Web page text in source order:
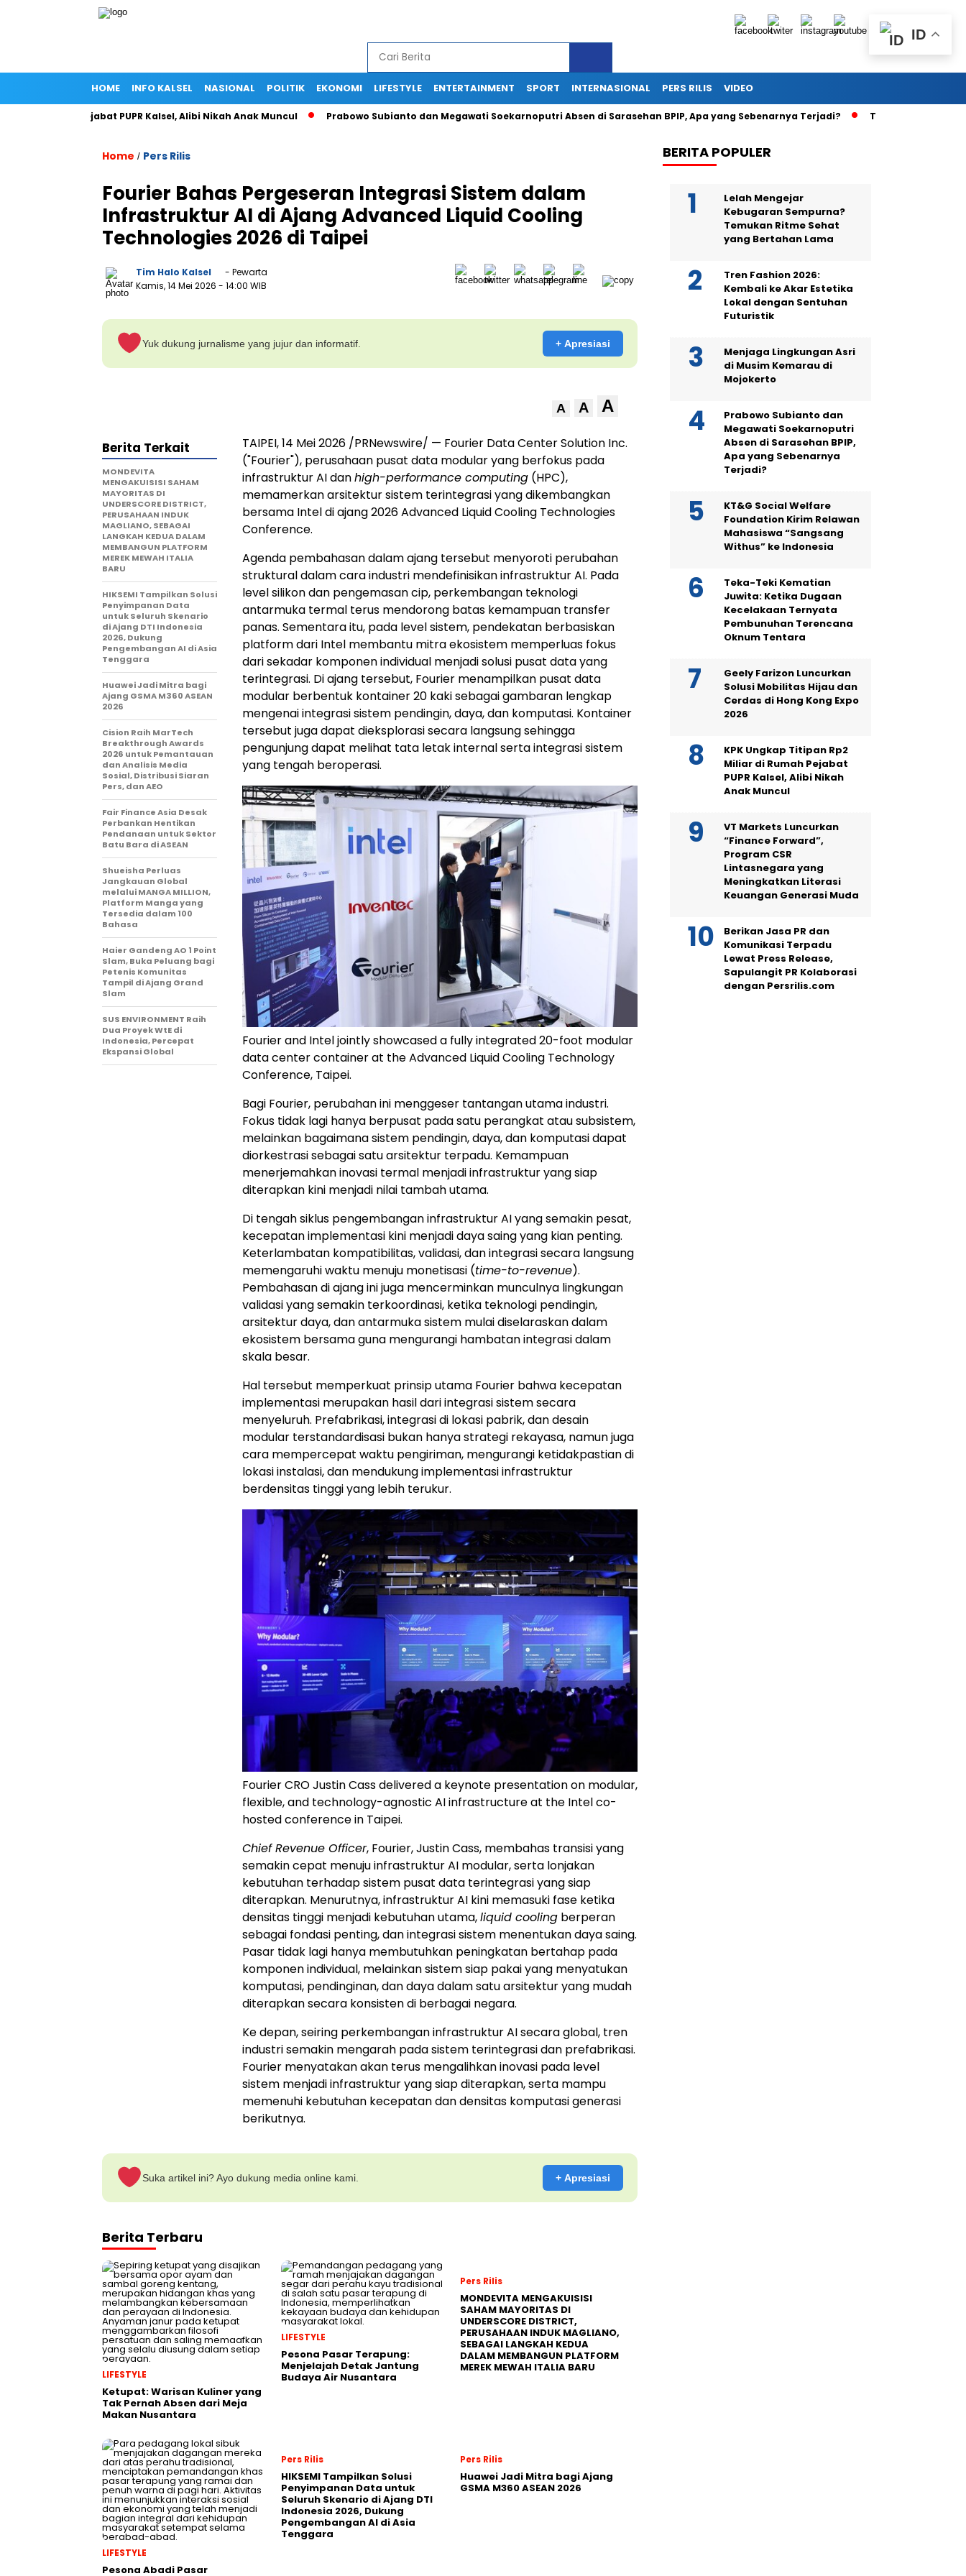
HOME INFO KALSEL NASIONAL POLITIK EKONOMI LIFESTYLE ENTERTAINMENT SPORT INTERNASIONAL PERS RILIS VIDEO
Pejabat PUPR Kalsel, Alibi Nikah Anak Muncul Prabowo Subianto dan Megawati Soekarnoputri Absen di Sarasehan BPIP, Apa yang Sebenarnya Terjadi? Teka-Teki Kematian
Home / Pers Rilis
Fourier Bahas Pergeseran Integrasi Sistem dalam
Infrastruktur AI di Ajang Advanced Liquid Cooling
Technologies 2026 di Taipei
Tim Halo Kalsel
- Pewarta
Kamis, 14 Mei 2026 - 14:00 WIB
Yuk dukung jurnalisme yang jujur dan informatif. + Apresiasi
A A A
TAIPEI, 14 Mei 2026 /PRNewswire/ — Fourier Data Center Solution Inc.
("Fourier"), perusahaan pusat data modular yang berfokus pada
infrastruktur AI danhigh-performance computing (HPC),
memamerkan arsitektur sistem terintegrasi yang dikembangkan
bersama Intel di ajang 2026 Advanced Liquid Cooling Technologies
Conference.
Agenda pembahasan dalam ajang tersebut menyoroti perubahan
struktural dalam cara industri mendefinisikan infrastruktur AI. Pada
level silikon dan pengemasan cip, perkembangan teknologi
antarmuka termal terus mendorong batas kemampuan transfer
panas. Sementara itu, pada level sistem, pendekatan berbasiskan
platform dari Intel membantu mitra ekosistem memperluas fokus
dari sekadar komponen individual menjadi solusi pusat data yang
terintegrasi. Di ajang tersebut, Fourier menampilkan pusat data
modular berbentuk kontainer 20 kaki sebagai gambaran lengkap
mengenai integrasi sistem pendingin, daya, dan komputasi. Kontainer
tersebut juga dapat dieksplorasi secara langsung sehingga
pengunjung dapat melihat tata letak internal serta integrasi sistem
yang tengah beroperasi.
Fourier and Intel jointly showcased a fully integrated 20-foot modular
data center container at the Advanced Liquid Cooling Technology
Conference, Taipei.
Bagi Fourier, perubahan ini menggeser tantangan utama industri.
Fokus tidak lagi hanya berpusat pada satu perangkat atau subsistem,
melainkan bagaimana sistem pendingin, daya, dan komputasi dapat
diorkestrasi sebagai satu arsitektur terpadu. Kemampuan
menerjemahkan inovasi termal menjadi infrastruktur yang siap
diterapkan kini menjadi nilai tambah utama.
Di tengah siklus pengembangan infrastruktur AI yang semakin pesat,
kecepatan implementasi kini menjadi daya saing yang kian penting.
Keterlambatan kompatibilitas, validasi, dan integrasi secara langsung
memengaruhi waktu menuju monetisasi (time-to-revenue).
Pembahasan di ajang ini juga mencerminkan munculnya lingkungan
validasi yang semakin terkoordinasi, ketika teknologi pendingin,
arsitektur daya, dan antarmuka sistem mulai diselaraskan dalam
ekosistem bersama guna mengurangi hambatan integrasi dalam
skala besar.
Hal tersebut memperkuat prinsip utama Fourier bahwa kecepatan
implementasi merupakan hasil dari integrasi sistem secara
menyeluruh. Prefabrikasi, integrasi di lokasi pabrik, dan desain
modular terstandardisasi bukan hanya strategi rekayasa, namun juga
cara mempercepat waktu pengiriman, mengurangi ketidakpastian di
lokasi instalasi, dan mendukung implementasi infrastruktur
berdensitas tinggi yang lebih terukur.
Fourier CRO Justin Cass delivered a keynote presentation on modular,
flexible, and technology-agnostic AI infrastructure at the Intel co-
hosted conference in Taipei.
Chief Revenue Officer, Fourier, Justin Cass, membahas transisi yang
semakin cepat menuju infrastruktur AI modular, serta lonjakan
kebutuhan terhadap sistem pusat data terintegrasi yang siap
diterapkan. Menurutnya, infrastruktur AI kini memasuki fase ketika
densitas tinggi menjadi kebutuhan utama,liquid cooling berperan
sebagai fondasi penting, dan integrasi sistem menentukan daya saing.
Pasar tidak lagi hanya membutuhkan peningkatan bertahap pada
komponen individual, melainkan sistem siap pakai yang menyatukan
komputasi, pendinginan, dan daya dalam satu arsitektur yang mudah
diterapkan secara konsisten di berbagai negara.
Ke depan, seiring perkembangan infrastruktur AI secara global, tren
industri semakin mengarah pada sistem terintegrasi dan prefabrikasi.
Fourier menyatakan akan terus mengalihkan inovasi pada level
sistem menjadi infrastruktur yang siap diterapkan, serta mampu
memenuhi kebutuhan kecepatan dan densitas komputasi generasi
berikutnya.
Berita Terkait
MONDEVITA
MENGAKUISISI SAHAM
MAYORITAS DI
UNDERSCORE DISTRICT,
PERUSAHAAN INDUK
MAGLIANO, SEBAGAI
LANGKAH KEDUA DALAM
MEMBANGUN PLATFORM
MEREK MEWAH ITALIA
BARU
HIKSEMI Tampilkan Solusi
Penyimpanan Data
untuk Seluruh Skenario
di Ajang DTI Indonesia
2026, Dukung
Pengembangan AI di Asia
Tenggara
Huawei Jadi Mitra bagi
Ajang GSMA M360 ASEAN
2026
Cision Raih MarTech
Breakthrough Awards
2026 untuk Pemantauan
dan Analisis Media
Sosial, Distribusi Siaran
Pers, dan AEO
Fair Finance Asia Desak
Perbankan Hentikan
Pendanaan untuk Sektor
Batu Bara di ASEAN
Shueisha Perluas
Jangkauan Global
melalui MANGA MILLION,
Platform Manga yang
Tersedia dalam 100
Bahasa
Haier Gandeng AO 1 Point
Slam, Buka Peluang bagi
Petenis Komunitas
Tampil di Ajang Grand
Slam
SUS ENVIRONMENT Raih
Dua Proyek WtE di
Indonesia, Percepat
Ekspansi Global
Suka artikel ini? Ayo dukung media online kami. + Apresiasi
Berita Terbaru
LIFESTYLE
Ketupat: Warisan Kuliner yang
Tak Pernah Absen dari Meja
Makan Nusantara
LIFESTYLE
Pesona Pasar Terapung:
Menjelajah Detak Jantung
Budaya Air Nusantara
Pers Rilis
MONDEVITA MENGAKUISISI
SAHAM MAYORITAS DI
UNDERSCORE DISTRICT,
PERUSAHAAN INDUK MAGLIANO,
SEBAGAI LANGKAH KEDUA
DALAM MEMBANGUN PLATFORM
MEREK MEWAH ITALIA BARU
LIFESTYLE
Pesona Abadi Pasar
Pers Rilis
HIKSEMI Tampilkan Solusi
Penyimpanan Data untuk
Seluruh Skenario di Ajang DTI
Indonesia 2026, Dukung
Pengembangan AI di Asia
Tenggara
Pers Rilis
Huawei Jadi Mitra bagi Ajang
GSMA M360 ASEAN 2026
BERITA POPULER
Lelah Mengejar
Kebugaran Sempurna?
Temukan Ritme Sehat
yang Bertahan Lama
Tren Fashion 2026:
Kembali ke Akar Estetika
Lokal dengan Sentuhan
Futuristik
Menjaga Lingkungan Asri
di Musim Kemarau di
Mojokerto
Prabowo Subianto dan
Megawati Soekarnoputri
Absen di Sarasehan BPIP,
Apa yang Sebenarnya
Terjadi?
KT&G Social Welfare
Foundation Kirim Relawan
Mahasiswa “Sangsang
Withus” ke Indonesia
Teka-Teki Kematian
Juwita: Ketika Dugaan
Kecelakaan Ternyata
Pembunuhan Terencana
Oknum Tentara
Geely Farizon Luncurkan
Solusi Mobilitas Hijau dan
Cerdas di Hong Kong Expo
2026
KPK Ungkap Titipan Rp2
Miliar di Rumah Pejabat
PUPR Kalsel, Alibi Nikah
Anak Muncul
VT Markets Luncurkan
“Finance Forward”,
Program CSR
Lintasnegara yang
Meningkatkan Literasi
Keuangan Generasi Muda
Berikan Jasa PR dan
Komunikasi Terpadu
Lewat Press Release,
Sapulangit PR Kolaborasi
dengan Persrilis.com
ID